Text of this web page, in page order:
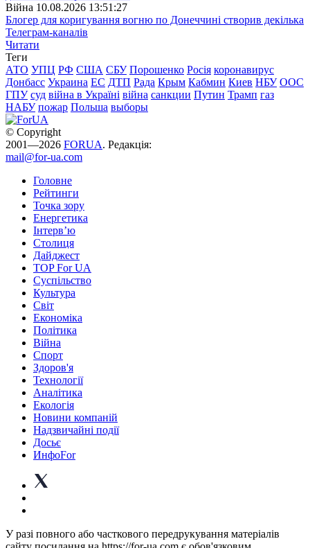
Війна 10.08.2026 13:51:27
Блогер для коригування вогню по Донеччині створив декілька
Телеграм-каналів
Читати
Теги
АТО УПЦ РФ США СБУ Порошенко Росія коронавирус
Донбасс Украина ЕС ДТП Рада Крым Кабмин Киев НБУ ООС
ГПУ суд війна в Україні війна санкции Путин Трамп газ
НАБУ пожар Польша выборы
© Copyright
2001—2026 FORUA. Редакція:
mail@for-ua.com
Головне
Рейтинги
Точка зору
Енергетика
Інтерв’ю
Столиця
Дайджест
TOP For UA
Суспiльство
Культура
Світ
Економіка
Політика
Війна
Спорт
Здоров'я
Технології
Аналітика
Екологія
Новини компаній
Надзвичайні події
Досьє
ИнфоFor
У разі повного або часткового передрукування матеріалів